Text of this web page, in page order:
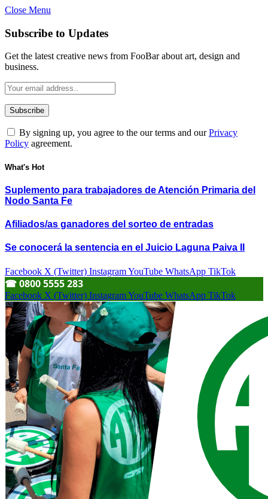
Close Menu
Subscribe to Updates
Get the latest creative news from FooBar about art, design and
business.
By signing up, you agree to the our terms and ourPrivacy
Policy agreement.
What's Hot
Suplemento para trabajadores de Atención Primaria del
Nodo Santa Fe
Afiliados/as ganadores del sorteo de entradas
Se conocerá la sentencia en el Juicio Laguna Paiva II
Facebook X (Twitter) InstagramYouTube WhatsApp TikTok
☎︎ 0800 5555 283
Facebook X (Twitter) InstagramYouTube WhatsApp TikTok